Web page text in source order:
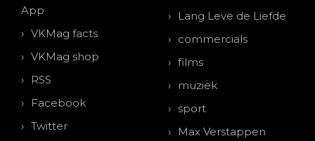
App
VKMag facts
VKMag shop
RSS
Facebook
Twitter
Lang Leve de Liefde
commercials
films
muziek
sport
Max Verstappen